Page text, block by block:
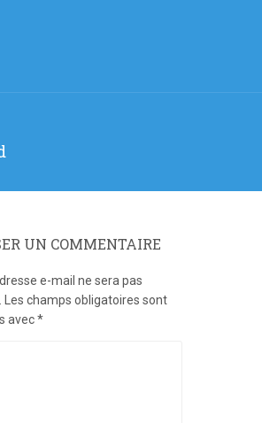
UN COMMENTAIRE
e-mail ne sera pas
Les champs obligatoires sont
avec*